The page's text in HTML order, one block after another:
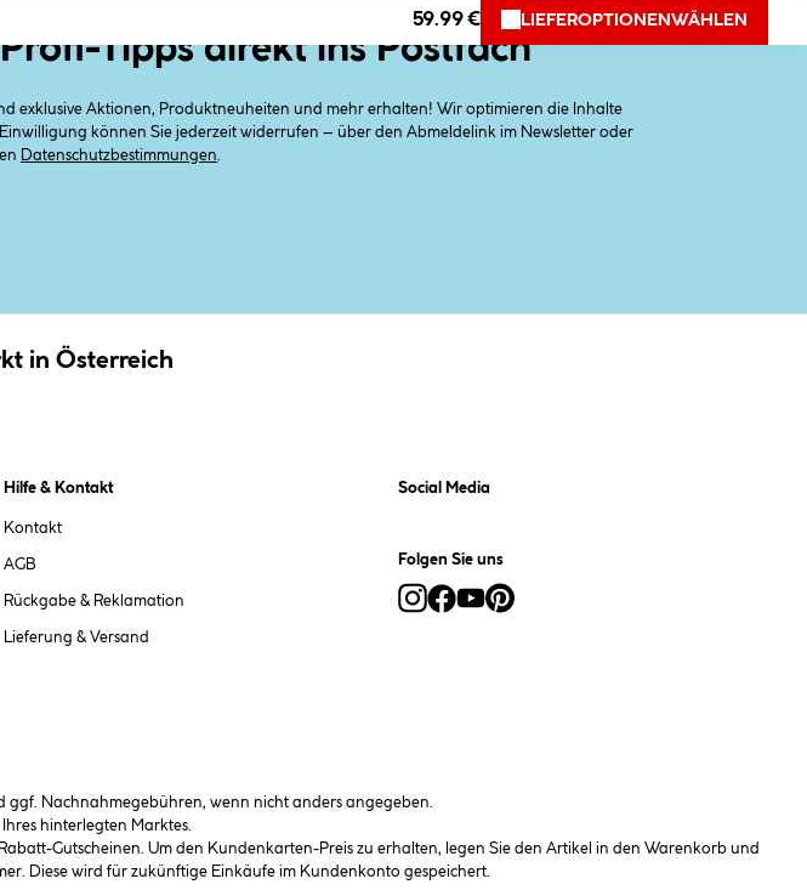
59.99 € LIEFEROPTIONEN WÄHLEN
Tipps direkt ins Postfach
exklusive Aktionen, Produktneuheiten und mehr erhalten! Wir optimieren die Inhalte
können Sie jederzeit widerrufen – über den Abmeldelink im Newsletter oder
Datenschutzbestimmungen
in Österreich
Hilfe & Kontakt
Kontakt
AGB
Rückgabe & Reklamation
Lieferung & Versand
Social Media
Folgen Sie uns
ggf. Nachnahmegebühren, wenn nicht anders angegeben.
hinterlegten Marktes.
Gutscheinen. Um den Kundenkarten-Preis zu erhalten, legen Sie den Artikel in den Warenkorb und
Diese wird für zukünftige Einkäufe im Kundenkonto gespeichert.